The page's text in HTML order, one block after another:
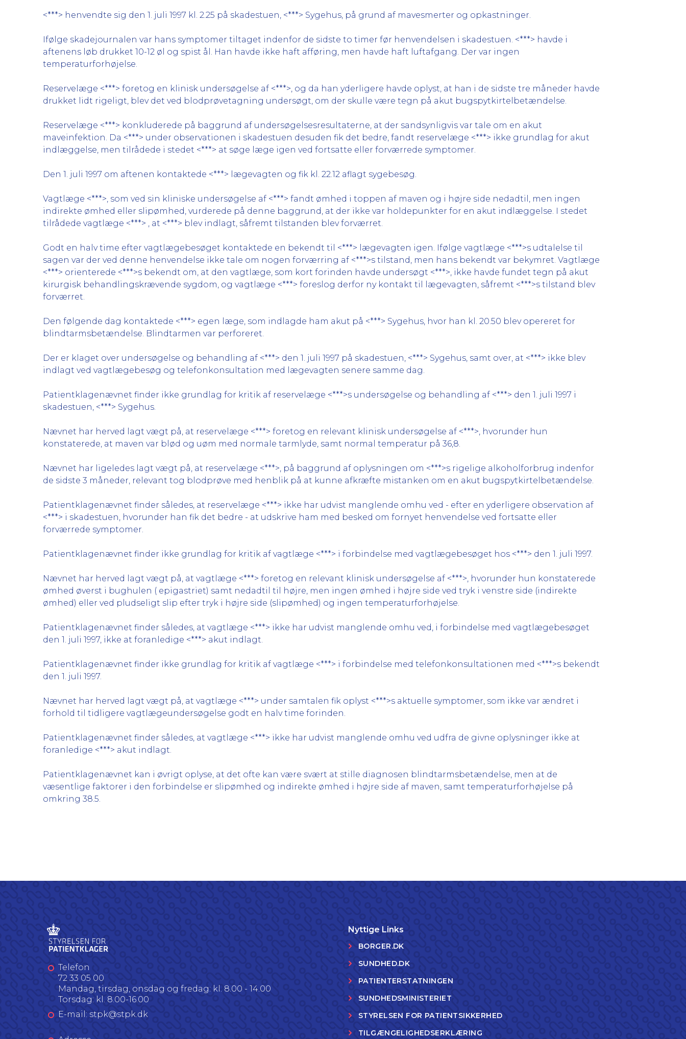
<***> henvendte sig den 1. juli 1997 kl. 2.25 på skadestuen, <***> Sygehus, på grund af mavesmerter og opkastninger.
Ifølge skadejournalen var hans symptomer tiltaget indenfor de sidste to timer før henvendelsen i skadestuen. <***> havde i
aftenens løb drukket 10-12 øl og spist ål. Han havde ikke haft afføring, men havde haft luftafgang. Der var ingen
temperaturforhøjelse.
Reservelæge <***> foretog en klinisk undersøgelse af <***>, og da han yderligere havde oplyst, at han i de sidste tre måneder havde
drukket lidt rigeligt, blev det ved blodprøvetagning undersøgt, om der skulle være tegn på akut bugspytkirtelbetændelse.
Reservelæge <***> konkluderede på baggrund af undersøgelsesresultaterne, at der sandsynligvis var tale om en akut
maveinfektion. Da <***> under observationen i skadestuen desuden fik det bedre, fandt reservelæge <***> ikke grundlag for akut
indlæggelse, men tilrådede i stedet <***> at søge læge igen ved fortsatte eller forværrede symptomer.
Den 1. juli 1997 om aftenen kontaktede <***> lægevagten og fik kl. 22.12 aflagt sygebesøg.
Vagtlæge <***>, som ved sin kliniske undersøgelse af <***> fandt ømhed i toppen af maven og i højre side nedadtil, men ingen
indirekte ømhed eller slipømhed, vurderede på denne baggrund, at der ikke var holdepunkter for en akut indlæggelse. I stedet
tilrådede vagtlæge <***> , at <***> blev indlagt, såfremt tilstanden blev forværret.
Godt en halv time efter vagtlægebesøget kontaktede en bekendt til <***> lægevagten igen. Ifølge vagtlæge <***>s udtalelse til
sagen var der ved denne henvendelse ikke tale om nogen forværring af <***>s tilstand, men hans bekendt var bekymret. Vagtlæge
<***> orienterede <***>s bekendt om, at den vagtlæge, som kort forinden havde undersøgt <***>, ikke havde fundet tegn på akut
kirurgisk behandlingskrævende sygdom, og vagtlæge <***> foreslog derfor ny kontakt til lægevagten, såfremt <***>s tilstand blev
forværret.
Den følgende dag kontaktede <***> egen læge, som indlagde ham akut på <***> Sygehus, hvor han kl. 20.50 blev opereret for
blindtarmsbetændelse. Blindtarmen var perforeret.
Der er klaget over undersøgelse og behandling af <***> den 1. juli 1997 på skadestuen, <***> Sygehus, samt over, at <***> ikke blev
indlagt ved vagtlægebesøg og telefonkonsultation med lægevagten senere samme dag.
Patientklagenævnet finder ikke grundlag for kritik af reservelæge <***>s undersøgelse og behandling af <***> den 1. juli 1997 i
skadestuen, <***> Sygehus.
Nævnet har herved lagt vægt på, at reservelæge <***> foretog en relevant klinisk undersøgelse af <***>, hvorunder hun
konstaterede, at maven var blød og uøm med normale tarmlyde, samt normal temperatur på 36,8.
Nævnet har ligeledes lagt vægt på, at reservelæge <***>, på baggrund af oplysningen om <***>s rigelige alkoholforbrug indenfor
de sidste 3 måneder, relevant tog blodprøve med henblik på at kunne afkræfte mistanken om en akut bugspytkirtelbetændelse.
Patientklagenævnet finder således, at reservelæge <***> ikke har udvist manglende omhu ved - efter en yderligere observation af
<***> i skadestuen, hvorunder han fik det bedre - at udskrive ham med besked om fornyet henvendelse ved fortsatte eller
forværrede symptomer.
Patientklagenævnet finder ikke grundlag for kritik af vagtlæge <***> i forbindelse med vagtlægebesøget hos <***> den 1. juli 1997.
Nævnet har herved lagt vægt på, at vagtlæge <***> foretog en relevant klinisk undersøgelse af <***>, hvorunder hun konstaterede
ømhed øverst i bughulen ( epigastriet) samt nedadtil til højre, men ingen ømhed i højre side ved tryk i venstre side (indirekte
ømhed) eller ved pludseligt slip efter tryk i højre side (slipømhed) og ingen temperaturforhøjelse.
Patientklagenævnet finder således, at vagtlæge <***> ikke har udvist manglende omhu ved, i forbindelse med vagtlægebesøget
den 1. juli 1997, ikke at foranledige <***> akut indlagt.
Patientklagenævnet finder ikke grundlag for kritik af vagtlæge <***> i forbindelse med telefonkonsultationen med <***>s bekendt
den 1. juli 1997.
Nævnet har herved lagt vægt på, at vagtlæge <***> under samtalen fik oplyst <***>s aktuelle symptomer, som ikke var ændret i
forhold til tidligere vagtlægeundersøgelse godt en halv time forinden.
Patientklagenævnet finder således, at vagtlæge <***> ikke har udvist manglende omhu ved udfra de givne oplysninger ikke at
foranledige <***> akut indlagt.
Patientklagenævnet kan i øvrigt oplyse, at det ofte kan være svært at stille diagnosen blindtarmsbetændelse, men at de
væsentlige faktorer i den forbindelse er slipømhed og indirekte ømhed i højre side af maven, samt temperaturforhøjelse på
omkring 38.5.
Telefon
72 33 05 00
Mandag, tirsdag, onsdag og fredag: kl. 8.00 - 14.00
Torsdag: kl. 8.00-16.00
E-mail: stpk@stpk.dk
Nyttige Links
BORGER.DK
SUNDHED.DK
PATIENTERSTATNINGEN
SUNDHEDSMINISTERIET
STYRELSEN FOR PATIENTSIKKERHED
TILGÆNGELIGHEDSERKLÆRING